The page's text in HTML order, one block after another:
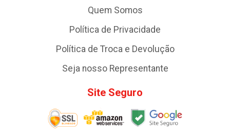
Quem Somos
Política de Privacidade
Política de Troca e Devolução
Seja nosso Representante
Site Seguro